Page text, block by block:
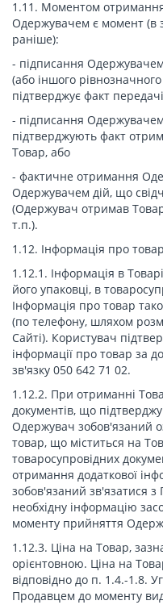
1.11. Моментом
Одержувачем є момент (в
раніше):
- підписання
(або іншого
підтверджує факт
- підписання
підтверджують факт
Товар, або
- фактичне отримання
Одержувачем дій, що
(Одержувач отримав Товар
т.п.).
1.12. Інформація про товар
1.12.1. Інформація в
його упаковці, в
Інформація про товар
(по телефону, шляхом
Сайті). Користувач
інформації про товар за
зв'язку 050 642 71 02.
1.12.2. При отриманні
документів, що
Одержувач зобов'язаний
товар, що міститься на
товаросупровідних
отримання додаткової
зобов'язаний зв'язатися
необхідну інформацію
моменту прийняття
1.12.3. Ціна на Товар,
орієнтовною. Ціна на
відповідно до п. 1.4.-1.8.
Продавцем до моменту